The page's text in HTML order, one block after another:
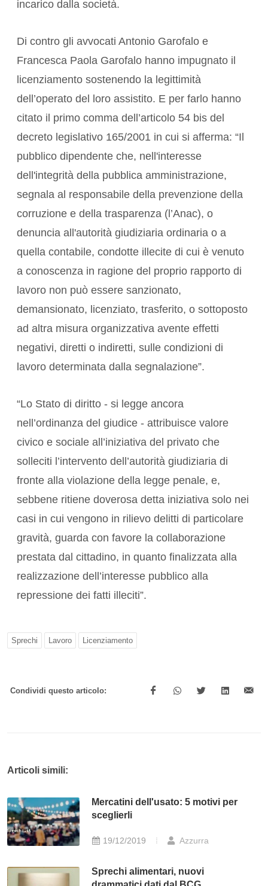
incarico dalla società.
Di contro gli avvocati Antonio Garofalo e
Francesca Paola Garofalo hanno impugnato il
licenziamento sostenendo la legittimità
dell’operato del loro assistito. E per farlo hanno
citato il primo comma dell’articolo 54 bis del
decreto legislativo 165/2001 in cui si afferma: “Il
pubblico dipendente che, nell'interesse
dell'integrità della pubblica amministrazione,
segnala al responsabile della prevenzione della
corruzione e della trasparenza (l’Anac), o
denuncia all'autorità giudiziaria ordinaria o a
quella contabile, condotte illecite di cui è venuto
a conoscenza in ragione del proprio rapporto di
lavoro non può essere sanzionato,
demansionato, licenziato, trasferito, o sottoposto
ad altra misura organizzativa avente effetti
negativi, diretti o indiretti, sulle condizioni di
lavoro determinata dalla segnalazione”.
“Lo Stato di diritto - si legge ancora
nell’ordinanza del giudice - attribuisce valore
civico e sociale all’iniziativa del privato che
solleciti l’intervento dell’autorità giudiziaria di
fronte alla violazione della legge penale, e,
sebbene ritiene doverosa detta iniziativa solo nei
casi in cui vengono in rilievo delitti di particolare
gravità, guarda con favore la collaborazione
prestata dal cittadino, in quanto finalizzata alla
realizzazione dell’interesse pubblico alla
repressione dei fatti illeciti”.
Sprechi Lavoro Licenziamento
Condividi questo articolo:
Articoli simili:
Mercatini dell'usato: 5 motivi per
sceglierli
19/12/2019 Azzurra
Sprechi alimentari, nuovi